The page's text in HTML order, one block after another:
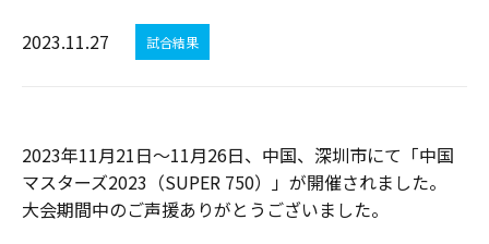
2023.11.27 試合結果
2023年11月21日～11月26日、中国、深圳市にて「中国
マスターズ2023（SUPER 750）」が開催されました。
大会期間中のご声援ありがとうございました。